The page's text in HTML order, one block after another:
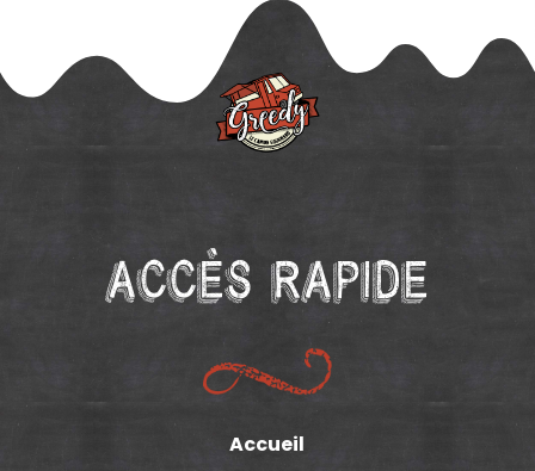
Accès Rapide
Accueil